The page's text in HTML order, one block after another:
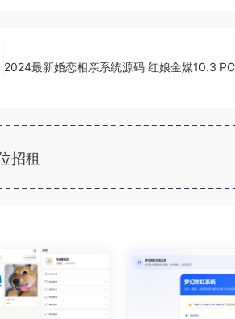
2024最新婚恋相亲系统源码 红娘金媒10.3
招租